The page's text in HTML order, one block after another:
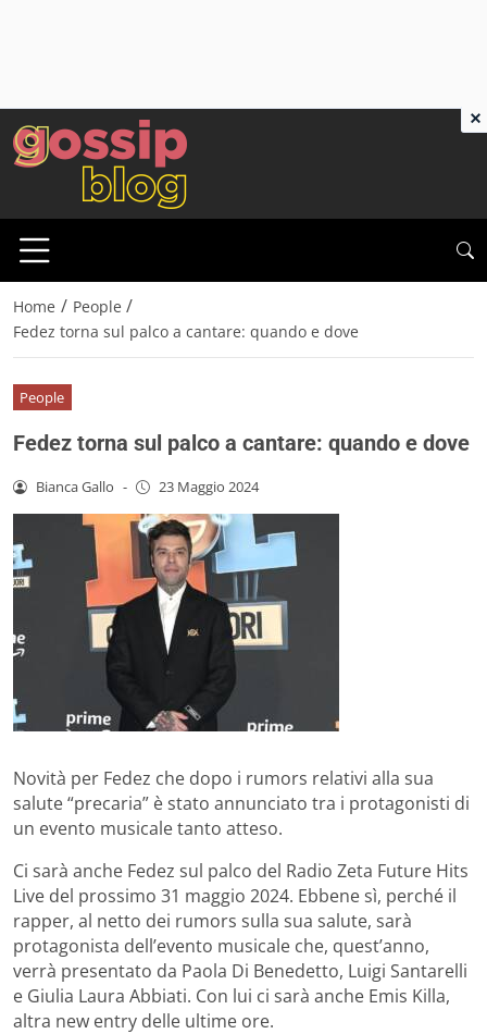
Home / People /
Fedez torna sul palco a cantare: quando e dove
People
Fedez torna sul palco a cantare: quando e dove
Bianca Gallo - 23 Maggio 2024
Novità per Fedez che dopo i rumors relativi alla sua
salute “precaria” è stato annunciato tra i protagonisti di
un evento musicale tanto atteso.
Ci sarà anche Fedez sul palco del Radio Zeta Future Hits
Live del prossimo 31 maggio 2024. Ebbene sì, perché il
rapper, al netto dei rumors sulla sua salute, sarà
protagonista dell’evento musicale che, quest’anno,
verrà presentato da Paola Di Benedetto, Luigi Santarelli
e Giulia Laura Abbiati. Con lui ci sarà anche Emis Killa,
altra new entry delle ultime ore.
×